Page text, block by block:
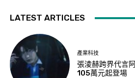
LATEST ARTICLES
產業科技
張淩赫跨界代言
105萬元起登場